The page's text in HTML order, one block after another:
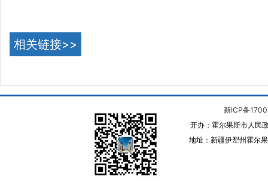
相关链接>>
新ICP备
开办：霍尔果斯市人民
地址：新疆伊犁州霍